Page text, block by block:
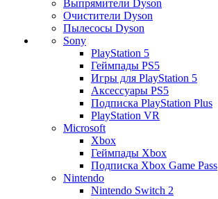
Выпрямители Dyson
Очистители Dyson
Пылесосы Dyson
Sony
PlayStation 5
Геймпады PS5
Игры для PlayStation 5
Аксессуары PS5
Подписка PlayStation Plus
PlayStation VR
Microsoft
Xbox
Геймпады Xbox
Подписка Xbox Game Pass
Nintendo
Nintendo Switch 2